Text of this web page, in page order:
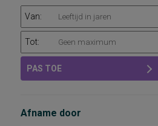
Van:
Tot:
PAS TOE
Afname door